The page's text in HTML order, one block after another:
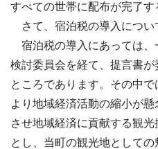
すべての世帯に配布が完了す
さて、宿泊税の導入につい
宿泊税の導入にあっては、
検討委員会を経て、提言書
ところであります。その中
より地域経済活動の縮小が
させ地域経済に貢献する観
とし、当町の観光地として